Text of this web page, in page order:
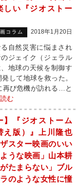
しい『ジオストー
コラム 2018年1月20日
自然災害に悩まされ
ジェイク（ジェラル
地球の天候を制御す
して地球を救った。
再び危機が訪れる…と
む
】『ジオストーム
え版）』上川隆也
スター映画のいい
うな映画」山本耕
たまらない」ブル
のような女性に憧